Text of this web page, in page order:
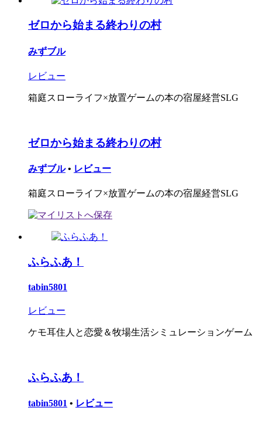
ゼロから始まる終わりの村
みずブル
レビュー
箱庭スローライフ×放置ゲームの本の宿屋経営SLG
ゼロから始まる終わりの村
みずブル • レビュー
箱庭スローライフ×放置ゲームの本の宿屋経営SLG
ふらふあ！
tabin5801
レビュー
ケモ耳住人と恋愛＆牧場生活シミュレーションゲーム
ふらふあ！
tabin5801 • レビュー